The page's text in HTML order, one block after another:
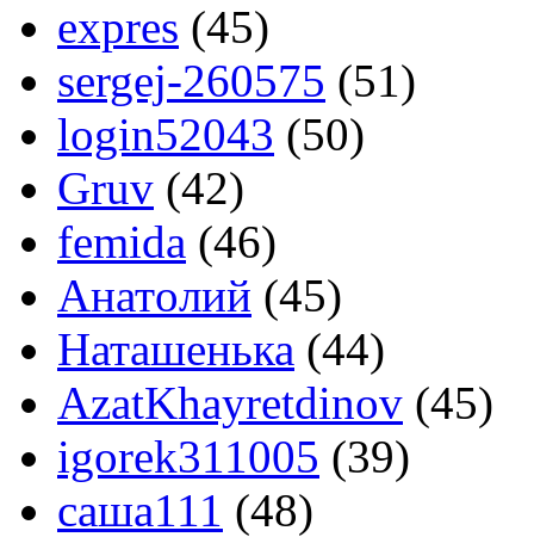
expres (45)
sergej-260575 (51)
login52043 (50)
Gruv (42)
femida (46)
Анатoлий (45)
Наташенька (44)
AzatKhayretdinov (45)
igorek311005 (39)
саша111 (48)